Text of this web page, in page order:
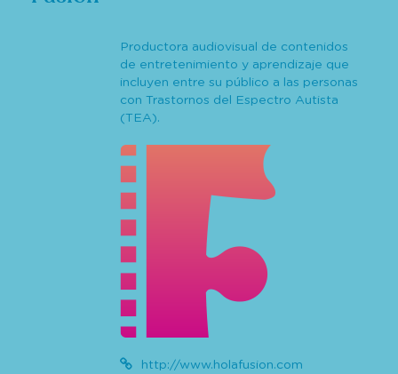
Productora audiovisual de contenidos
de entretenimiento y aprendizaje que
incluyen entre su público a las personas
con Trastornos del Espectro Autista
(TEA).
http://www.holafusion.com